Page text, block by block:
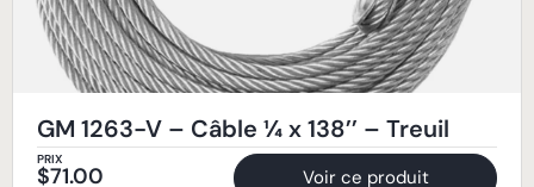
GM 1263-V – Câble ¼ x 138’’ – Treuil
PRIX
$71.00 Voir ce produit